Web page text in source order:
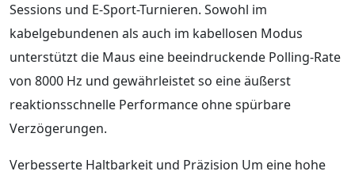
Sessions und E-Sport-Turnieren. Sowohl im
kabelgebundenen als auch im kabellosen Modus
unterstützt die Maus eine beeindruckende Polling-Rate
von 8000 Hz und gewährleistet so eine äußerst
reaktionsschnelle Performance ohne spürbare
Verzögerungen.
Verbesserte Haltbarkeit und Präzision Um eine hohe